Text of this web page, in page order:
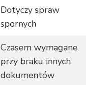
Dotyczy spraw
spornych
Czasem wymagane
przy braku innych
dokumentów